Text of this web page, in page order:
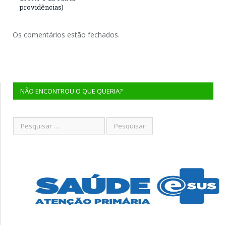
providências)
Os comentários estão fechados.
NÃO ENCONTROU O QUE QUERIA?